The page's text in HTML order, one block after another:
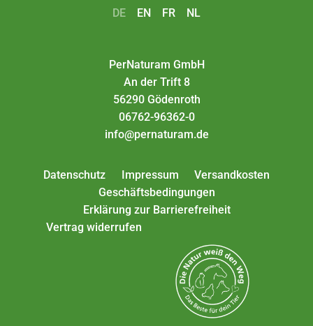
DE EN FR NL
PerNaturam GmbH
An der Trift 8
56290 Gödenroth
06762-96362-0
info@pernaturam.de
Datenschutz Impressum
Versandkosten
Geschäftsbedingungen
Erklärung zur Barrierefreiheit
Vertrag widerrufen